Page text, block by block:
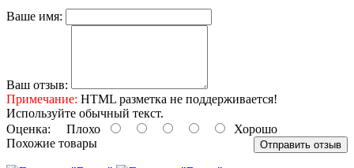
Ваше имя:
Ваш отзыв:
Примечание: HTML разметка не поддерживается!
Используйте обычный текст.
Оценка: Плохо Хорошо
Отправить отзыв
Похожие товары